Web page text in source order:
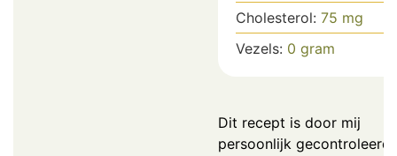
Cholesterol: 75 mg
Vezels: 0 gram
Dit recept is door mij
persoonlijk gecontroleerd.